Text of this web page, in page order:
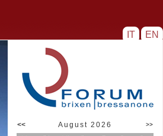
IT EN
<< August 2026 >>